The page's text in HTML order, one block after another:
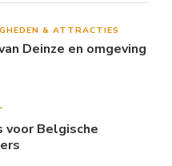
& ATTRACTIES
Deinze en omgeving
Belgische